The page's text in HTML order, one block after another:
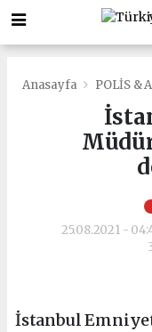
Anasayfa POLİS &
25.08.2021 -
İstanbul